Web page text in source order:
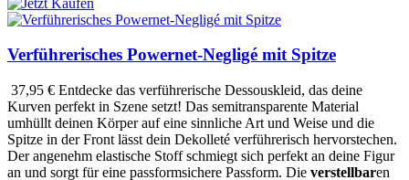
Verführerisches Powernet-Negligé mit Spitze
37,95 € Entdecke das verführerische Dessouskleid, das deine
Kurven perfekt in Szene setzt! Das semitransparente Material
umhüllt deinen Körper auf eine sinnliche Art und Weise und die
Spitze in der Front lässt dein Dekolleté verführerisch hervorstechen.
Der angenehm elastische Stoff schmiegt sich perfekt an deine Figur
an und sorgt für eine passformsichere Passform. Die verstellbaren